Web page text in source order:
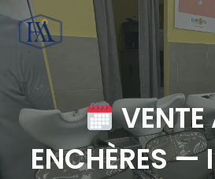
VENTE
ENCHÈRES